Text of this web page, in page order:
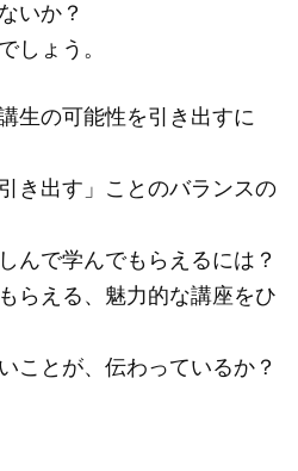
いか？
しょう。
生の可能性を引き出すに
き出す」ことのバランスの
んで学んでもらえるには？
らえる、魅力的な講座をひ
ことが、伝わっているか？